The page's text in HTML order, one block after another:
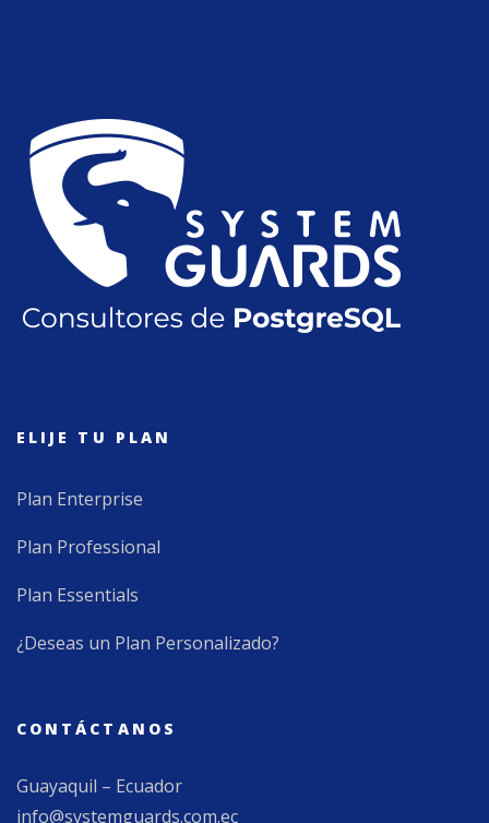
ELIJE TU PLAN
Plan Enterprise
Plan Professional
Plan Essentials
¿Deseas un Plan Personalizado?
CONTÁCTANOS
Guayaquil – Ecuador
info@systemguards.com.ec